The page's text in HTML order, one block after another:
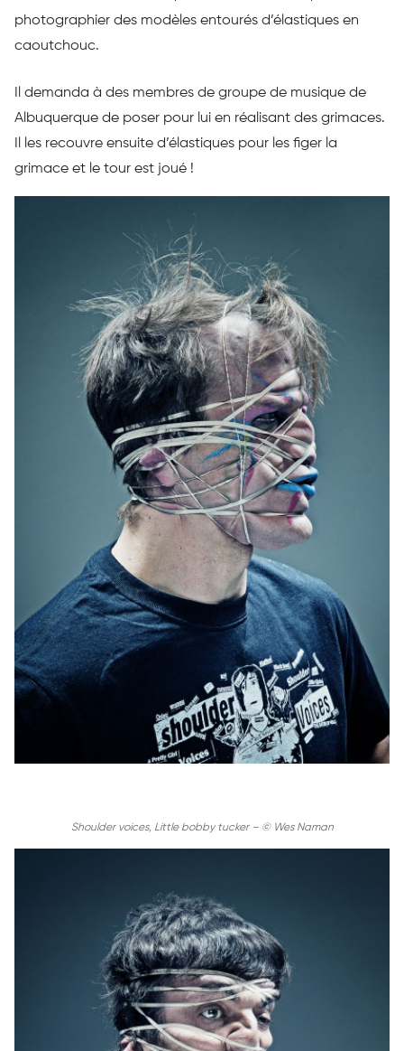
photographier des modèles entourés d’élastiques en
caoutchouc.
Il demanda à des membres de groupe de musique de
Albuquerque de poser pour lui en réalisant des grimaces.
Il les recouvre ensuite d’élastiques pour les figer la
grimace et le tour est joué !
Shoulder voices, Little bobby tucker – © Wes Naman